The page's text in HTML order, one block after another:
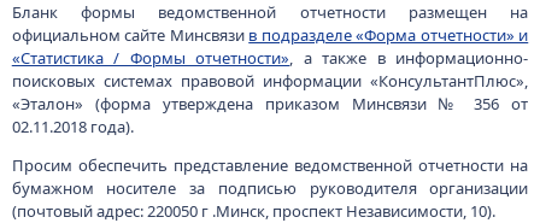
Бланк формы ведомственной отчетности размещен на
официальном сайте Минсвязи в подразделе «Форма отчетности» и
«Статистика / Формы отчетности», а также в информационно-
поисковых системах правовой информации «КонсультантПлюс»,
«Эталон» (форма утверждена приказом Минсвязи № 356 от
02.11.2018 года).
Просим обеспечить представление ведомственной отчетности на
бумажном носителе за подписью руководителя организации
(почтовый адрес: 220050 г .Минск, проспект Независимости, 10).